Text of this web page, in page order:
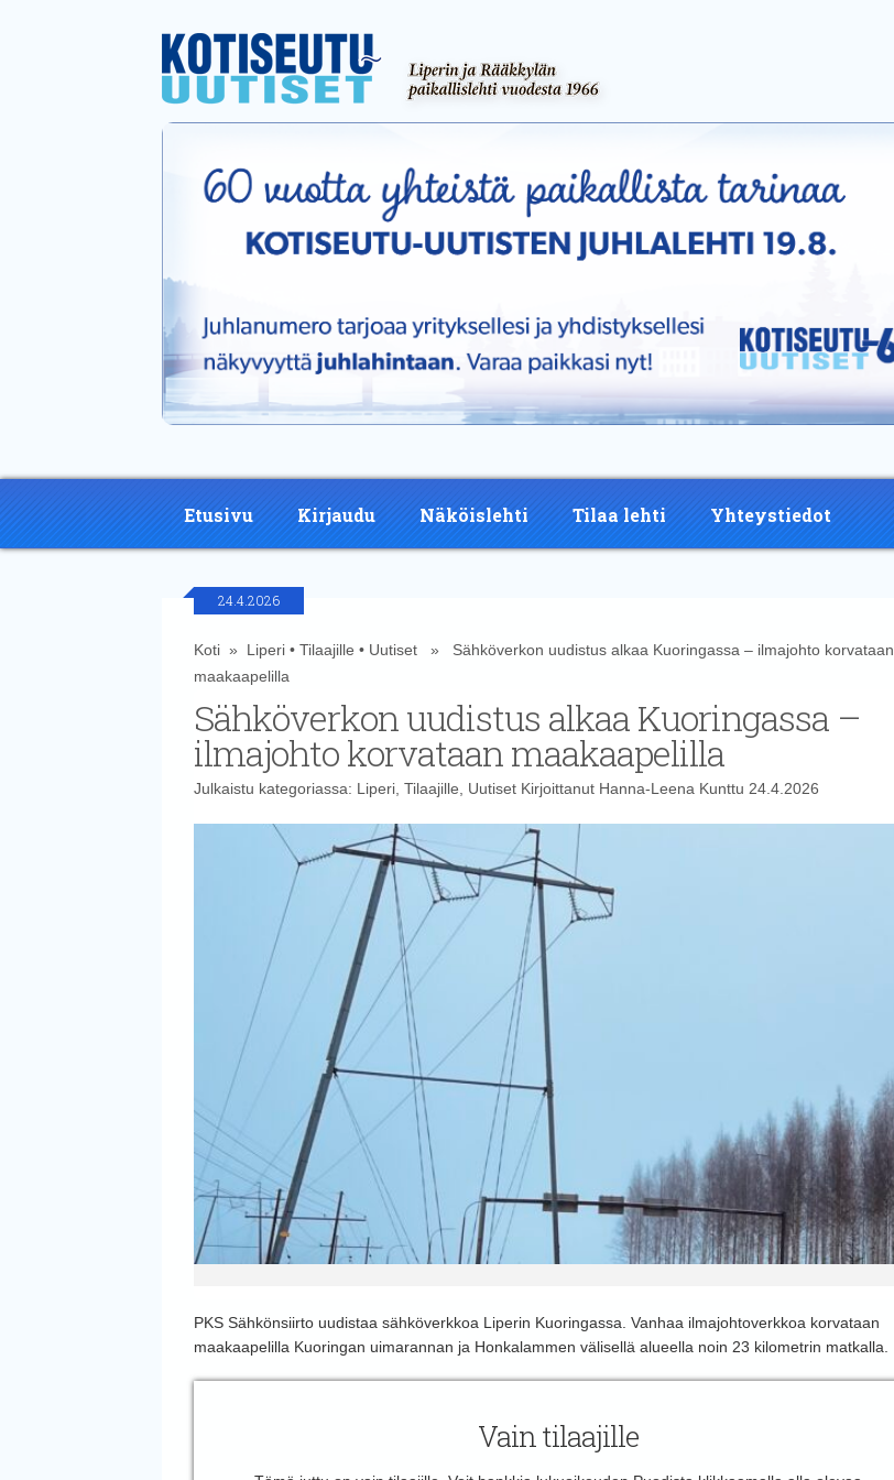
Etusivu Kirjaudu Näköislehti Tilaa lehti Yhteystiedot
24.4.2026
Koti» Liperi• Tilaajille • Uutiset» Sähköverkon uudistus alkaa Kuoringassa – ilmajohto korvataan
maakaapelilla
Sähköverkon uudistus alkaa Kuoringassa –
ilmajohto korvataan maakaapelilla
Julkaistu kategoriassa: Liperi, Tilaajille UutisetKirjoittanut Hanna-Leena Kunttu 24.4.2026
PKS Sähkönsiirto uudistaa sähköverkkoa Liperin Kuoringassa. Vanhaa ilmajohtoverkkoa korvataan
maakaapelilla Kuoringan uimarannan ja Honkalammen välisellä alueella noin 23 kilometrin matkalla.
Vain tilaajille